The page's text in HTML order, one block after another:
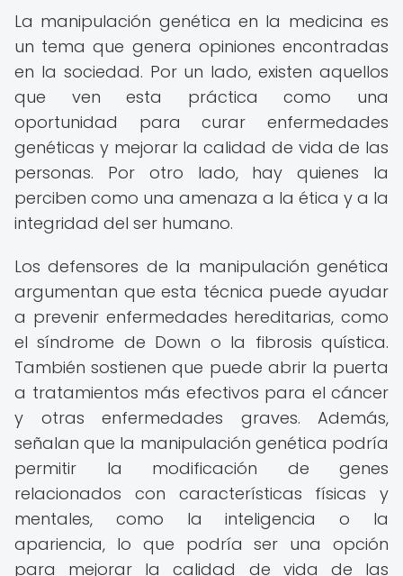
La manipulación genética en la medicina es
un tema que genera opiniones encontradas
en la sociedad. Por un lado, existen aquellos
que ven esta práctica como una
oportunidad para curar enfermedades
genéticas y mejorar la calidad de vida de las
personas. Por otro lado, hay quienes la
perciben como una amenaza a la ética y a la
integridad del ser humano.
Los defensores de la manipulación genética
argumentan que esta técnica puede ayudar
a prevenir enfermedades hereditarias, como
el síndrome de Down o la fibrosis quística.
También sostienen que puede abrir la puerta
a tratamientos más efectivos para el cáncer
y otras enfermedades graves. Además,
señalan que la manipulación genética podría
permitir la modificación de genes
relacionados con características físicas y
mentales, como la inteligencia o la
apariencia, lo que podría ser una opción
para mejorar la calidad de vida de las